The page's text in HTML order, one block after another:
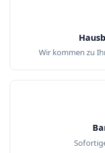
Wir kommen zu